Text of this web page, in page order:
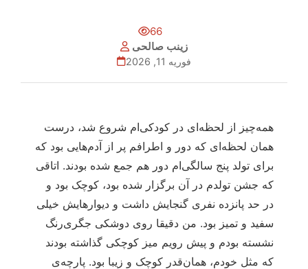
66
زینب صالحی
فوریه 11, 2026
همه‌چیز از لحظه‌ای در کودکی‌ام شروع شد، درست
همان لحظه‌ای که دور و اطرافم پر از آدم‌هایی بود که
برای تولد پنج‌ سالگی‌ام دور هم جمع شده بودند. اتاقی
که جشن تولدم در آن برگزار شده بود، کوچک بود و
در حد پانزده نفری گنجایش داشت و دیوارهایش خیلی
سفید و تمیز بود. من دقیقا روی دوشکی جگری‌رنگ
نشسته بودم و پیش رویم میز کوچکی گذاشته بودند
که مثل خودم، همان‌قدر کوچک و زیبا بود. پارچه‌ی